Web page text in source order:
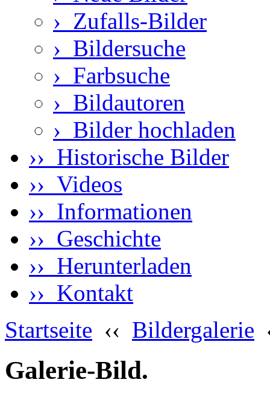
› Zufalls-Bilder
› Bildersuche
› Farbsuche
› Bildautoren
› Bilder hochladen
›› Historische Bilder
›› Videos
›› Informationen
›› Geschichte
›› Herunterladen
›› Kontakt
Startseite ‹‹ Bildergalerie
Galerie-Bild.